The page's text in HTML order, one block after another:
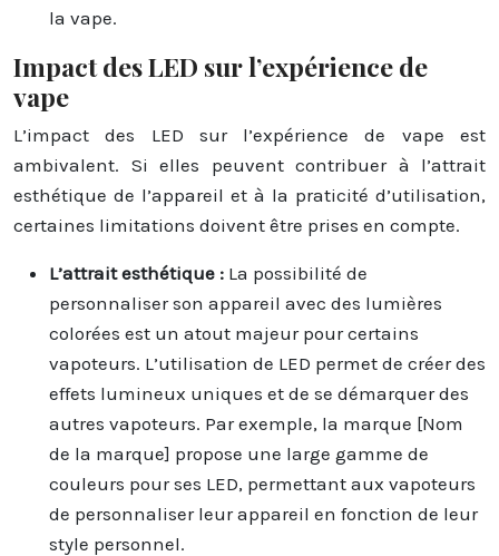
la vape.
Impact des LED sur l’expérience de
vape
L’impact des LED sur l’expérience de vape est
ambivalent. Si elles peuvent contribuer à l’attrait
esthétique de l’appareil et à la praticité d’utilisation,
certaines limitations doivent être prises en compte.
L’attrait esthétique : La possibilité de
personnaliser son appareil avec des lumières
colorées est un atout majeur pour certains
vapoteurs. L’utilisation de LED permet de créer des
effets lumineux uniques et de se démarquer des
autres vapoteurs. Par exemple, la marque [Nom
de la marque] propose une large gamme de
couleurs pour ses LED, permettant aux vapoteurs
de personnaliser leur appareil en fonction de leur
style personnel.